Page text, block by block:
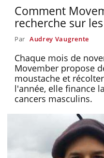
Comment
recherche sur
Par Audrey Vaugrente
Chaque mois de
Movember propose
moustache et
l'année, elle finance
cancers masculins.